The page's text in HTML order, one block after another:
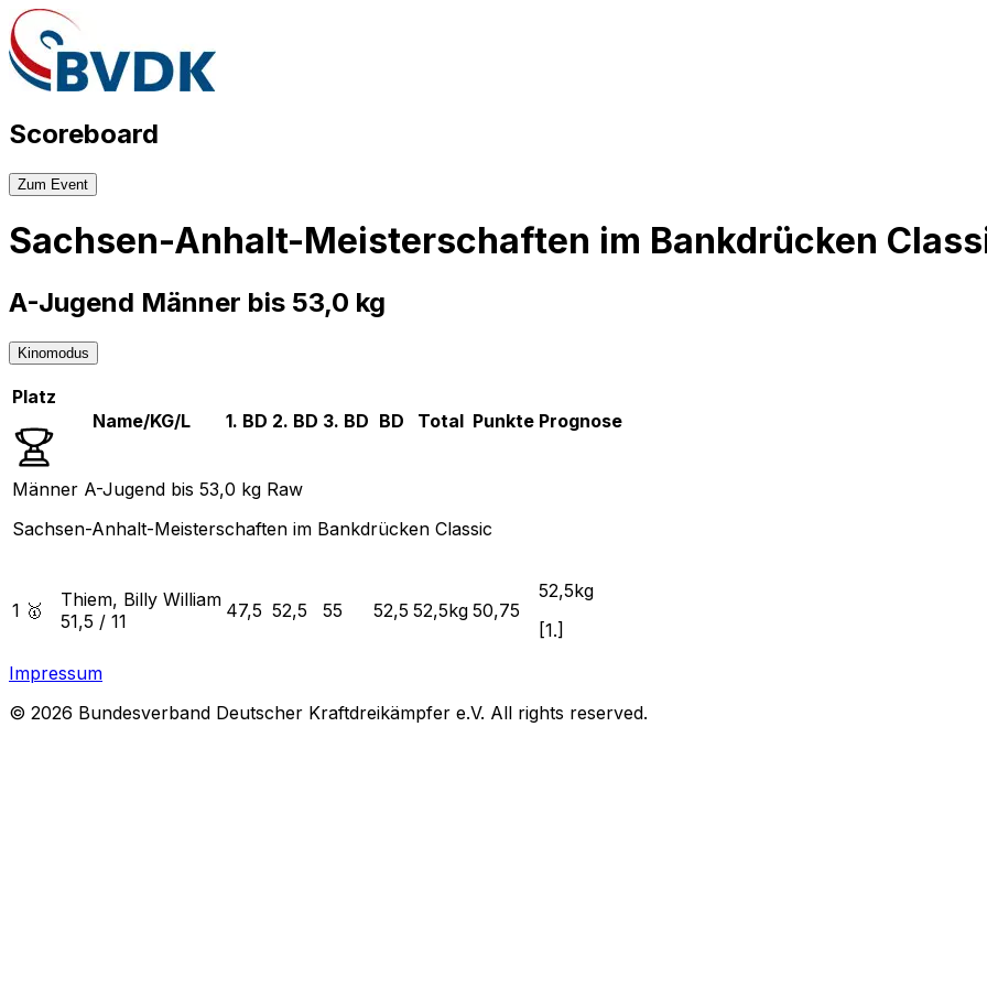
Scoreboard
Zum Event
Sachsen-Anhalt-Meisterschaften im Bankdrücken
A-Jugend Männer bis 53,0 kg
Kinomodus
Platz
Name/KG/L
1. BD 2. BD 3. BD BD Total Punkte Prognose
Männer A-Jugend bis 53,0 kg Raw
Sachsen-Anhalt-Meisterschaften im Bankdrücken Classic
1 🥇
Thiem, Billy William
51,5 / 11 47,5 52,5 55 52,5 52,5kg 50,75
52,5kg
[1.]
Impressum
© 2026 Bundesverband Deutscher Kraftdreikämpfer e.V. All rights reserved.